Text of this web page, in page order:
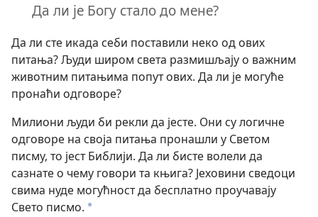
Да ли је Богу стало до мене?
Да ли сте икада себи поставили неко од ових
питања? Људи широм света размишљају о важним
животним питањима попут ових. Да ли је могуће
пронаћи одговоре?
Милиони људи би рекли да јесте. Они су логичне
одговоре на своја питања пронашли у Светом
писму, то јест Библији. Да ли бисте волели да
сазнате о чему говори та књига? Јеховини сведоци
свима нуде могућност да бесплатно проучавају
Свето писмо. *